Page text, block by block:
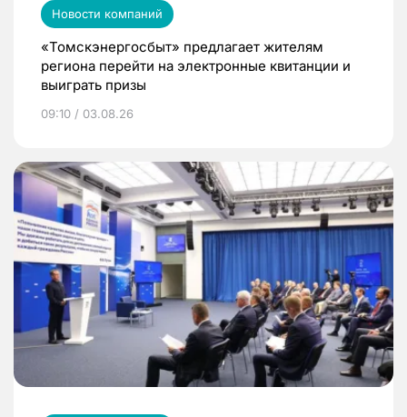
Новости компаний
«Томскэнергосбыт» предлагает жителям
региона перейти на электронные квитанции и
выиграть призы
09:10 / 03.08.26